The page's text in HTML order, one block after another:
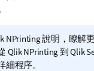
NPrinting說明，瞭解
Qlik NPrinting到Qlik
細程序。